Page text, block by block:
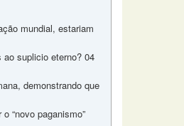
mundial, estariam
suplicio eterno? 04
demonstrando que
“novo paganismo”